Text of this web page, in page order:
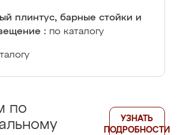
плинтус, барные стойки и
: по каталогу
по
УЗНАТЬ
ПОДРОБНОСТИ